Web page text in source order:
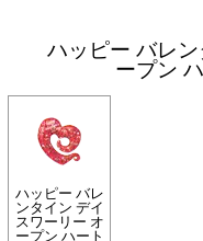
ハッピー バレ
ープン
ハッピー バレ
ンタイン デイ
スワーリー オ
ープン ハート